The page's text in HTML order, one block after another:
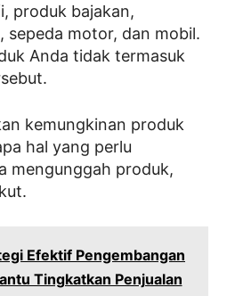
produk bajakan,
sepeda motor, dan mobil.
Anda tidak termasuk
kemungkinan produk
hal yang perlu
mengunggah produk,
Efektif Pengembangan
Tingkatkan Penjualan